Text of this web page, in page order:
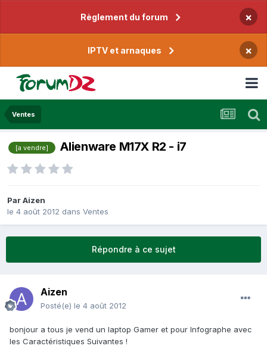
Règlement du forum ×
IPTV et arnaques ×
Ventes
[a vendre] Alienware M17X R2 - i7
ParAizen
le 4 août 2012 dans Ventes
Répondre à ce sujet
Aizen
Posté(e) le 4 août 2012
bonjour a tous je vend un laptop Gamer et pour Infographe avec
les Caractéristiques Suivantes !